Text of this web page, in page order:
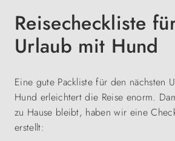
Reisecheckliste
Urlaub mit Hund
Eine gute Packliste für den nächsten
Hund erleichtert die Reise enorm.
zu Hause bleibt, haben wir eine
erstellt: